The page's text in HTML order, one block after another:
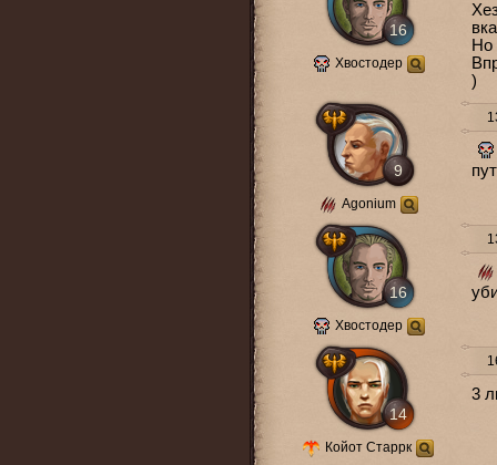
16
Хвостодер
Но
)
9
Agonium
16
Хвостодер
14
Койот Старрк
3